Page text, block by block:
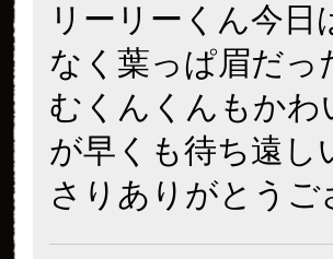
リーリーくん今
なく葉っぱ眉だっ
むくんくんもかわ
が早くも待ち遠し
さりありがとう